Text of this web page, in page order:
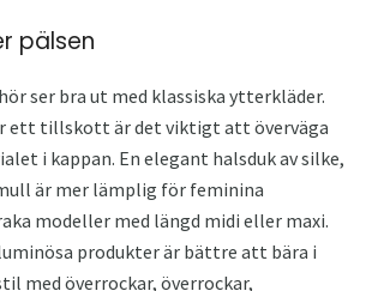
pälsen
ser bra ut med klassiska ytterkläder.
ett tillskott är det viktigt att överväga
i kappan. En elegant halsduk av silke,
är mer lämplig för feminina
modeller med längd midi eller maxi.
produkter är bättre att bära i
med överrockar, överrockar,